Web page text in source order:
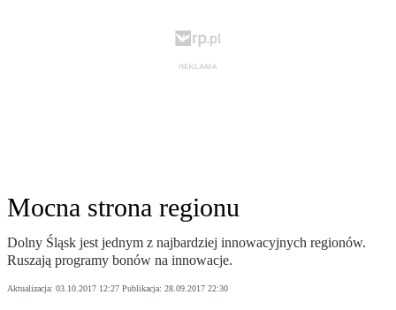
Mocna strona regionu
Dolny Śląsk jest jednym z najbardziej innowacyjnych regionów.
Ruszają programy bonów na innowacje.
Aktualizacja: 03.10.2017 12:27 Publikacja: 28.09.2017 22:30